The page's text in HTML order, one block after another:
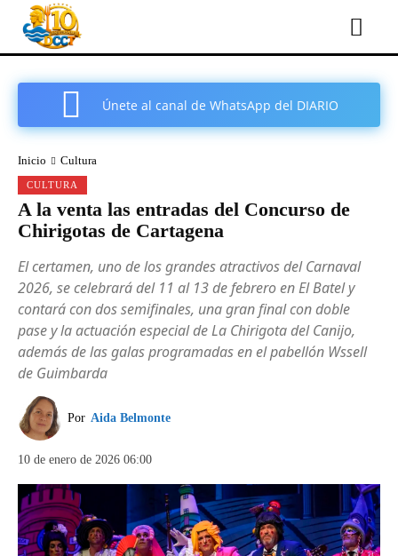
Únete al canal de WhatsApp del DIARIO
Inicio Cultura
CULTURA
A la venta las entradas del Concurso de
Chirigotas de Cartagena
El certamen, uno de los grandes atractivos del Carnaval
2026, se celebrará del 11 al 13 de febrero en El Batel y
contará con dos semifinales, una gran final con doble
pase y la actuación especial de La Chirigota del Canijo,
además de las galas programadas en el pabellón Wssell
de Guimbarda
Por Aida Belmonte
10 de enero de 2026 06:00